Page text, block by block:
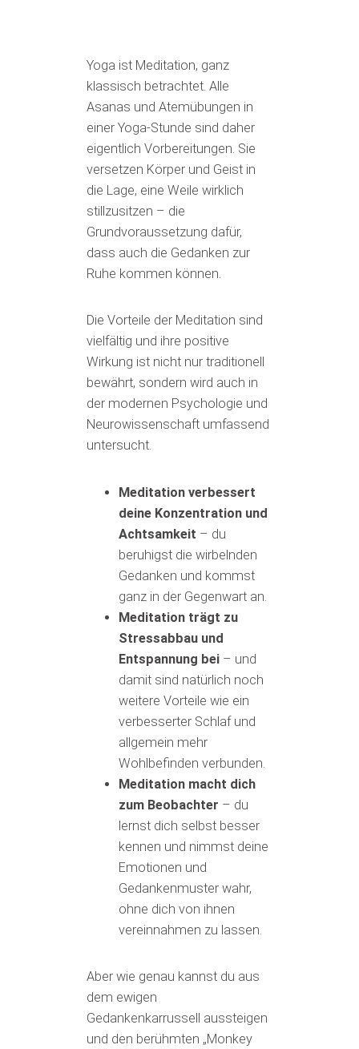
Yoga ist Meditation, ganz
klassisch betrachtet. Alle
Asanas und Atemübungen in
einer Yoga-Stunde sind daher
eigentlich Vorbereitungen. Sie
versetzen Körper und Geist in
die Lage, eine Weile wirklich
stillzusitzen – die
Grundvoraussetzung dafür,
dass auch die Gedanken zur
Ruhe kommen können.
Die Vorteile der Meditation sind
vielfältig und ihre positive
Wirkung ist nicht nur traditionell
bewährt, sondern wird auch in
der modernen Psychologie und
Neurowissenschaft umfassend
untersucht.
Meditation verbessert
deine Konzentration und
Achtsamkeit – du
beruhigst die wirbelnden
Gedanken und kommst
ganz in der Gegenwart an.
Meditation trägt zu
Stressabbau und
Entspannung bei – und
damit sind natürlich noch
weitere Vorteile wie ein
verbesserter Schlaf und
allgemein mehr
Wohlbefinden verbunden.
Meditation macht dich
zum Beobachter – du
lernst dich selbst besser
kennen und nimmst deine
Emotionen und
Gedankenmuster wahr,
ohne dich von ihnen
vereinnahmen zu lassen.
Aber wie genau kannst du aus
dem ewigen
Gedankenkarrussell aussteigen
und den berühmten „Monkey